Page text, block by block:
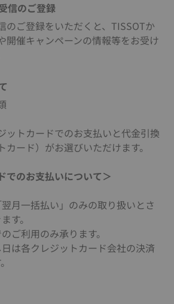
信のご登録
のご登録をいただくと、TISSOTか
開催キャンペーンの情報等をお受け
ットカードでのお支払いと代金引換
カード）がお選びいただけます。
でのお支払いについて＞
月一括払い」のみの取り扱いとさ
す。
ご利用のみ承ります。
は各クレジットカード会社の決済